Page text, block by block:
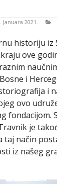
Januara 2021.
historiju iz
ove
i
i
ovo
fondacijom.
je
taj način
iz našeg